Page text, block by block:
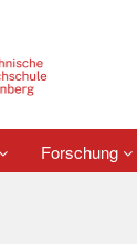
Forschung